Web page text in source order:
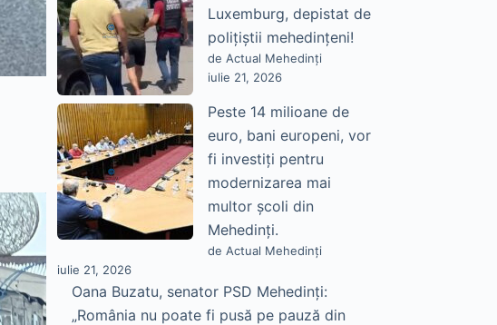
Luxemburg, depistat de
polițiștii mehedințeni!
de Actual Mehedinți
iulie 21, 2026
Peste 14 milioane de
euro, bani europeni, vor
fi investiți pentru
modernizarea mai
multor școli din
Mehedinți.
de Actual Mehedinți
iulie 21, 2026
Oana Buzatu, senator PSD Mehedinți:
„România nu poate fi pusă pe pauză din